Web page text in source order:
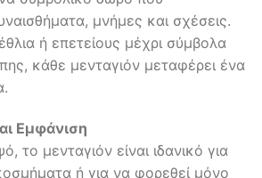
μνήμες και σχέσεις.
ή επετείους μέχρι σύμβολα
κάθε μενταγιόν μεταφέρει ένα
Εμφάνιση
το μενταγιόν είναι ιδανικό για
ή για να φορεθεί μόνο